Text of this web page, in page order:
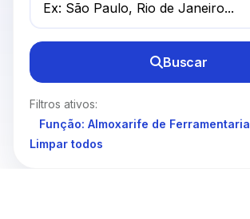
Buscar
Filtros ativos:
Função: Almoxarife de Ferramentaria
Limpar todos